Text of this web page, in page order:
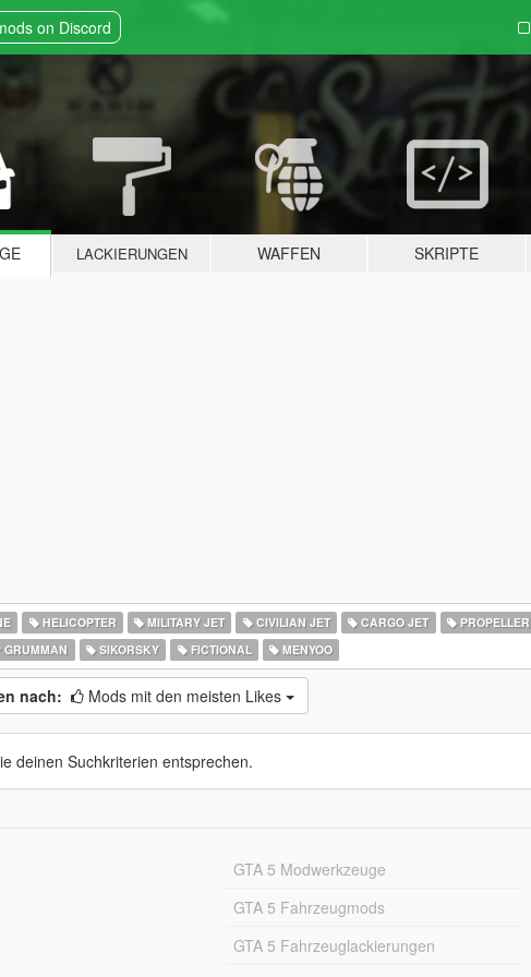
on Discord
LACKIERUNGEN WAFFEN SKRIPTE
HELICOPTER MILITARY JET CIVILIAN JET CARGO JET PROPELLER
GRUMMAN SIKORSKY FICTIONAL MENYOO
nach: Mods mit den meisten Likes
deinen Suchkriterien entsprechen.
GTA 5 Modwerkzeuge
GTA 5 Fahrzeugmods
GTA 5 Fahrzeuglackierungen